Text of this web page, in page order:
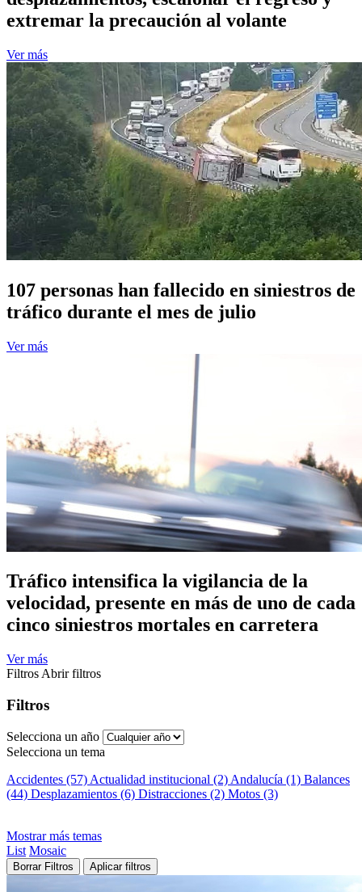
extremar la precaución al volante
Ver más
107 personas han fallecido en siniestros de
tráfico durante el mes de julio
Ver más
Tráfico intensifica la vigilancia de la
velocidad, presente en más de uno de cada
cinco siniestros mortales en carretera
Ver más
Filtros Abrir filtros
Filtros
Selecciona un año
Selecciona un tema
Accidentes (57) Actualidad institucional (2) Andalucía (1) Balances
(44) Desplazamientos (6) Distracciones (2) Motos (3)
Mostrar más temas
List Mosaic
Borrar Filtros Aplicar filtros